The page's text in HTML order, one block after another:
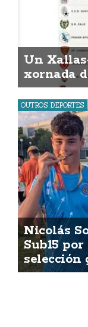
Un
xornada
OUTROS DEPORTES
Nicolás
Sub15
selección